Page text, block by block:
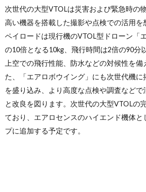
次世代の大型VTOLは災害および緊急時の
高い機器を搭載した撮影や点検での活用を
ペイロードは現行機のVTOL型ドローン「
の10倍となる10kg、飛行時間は2倍の90分
上空での飛行性能、防水などの対候性を備
た、「エアロボウイング」にも次世代機
を盛り込み、より高度な点検や調査など
と改良を図ります。次世代の大型VTOLの
ており、エアロセンスのハイエンド機体と
プに追加する予定です。